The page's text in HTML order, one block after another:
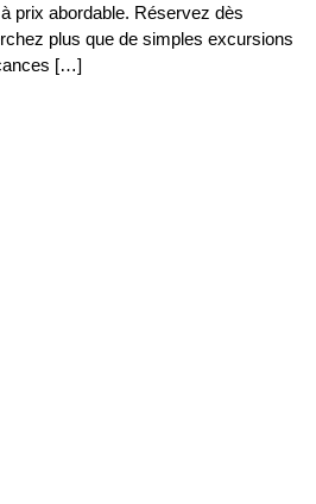
prix abordable. Réservez dès
plus que de simples excursions
[…]